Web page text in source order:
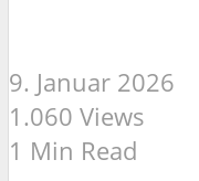
9. Januar 2026
1.060 Views
1 Min Read